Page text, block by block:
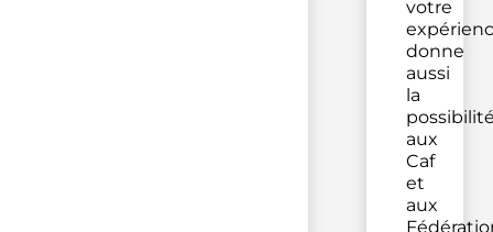
votre
donne
aussi
la
aux
Caf
et
aux